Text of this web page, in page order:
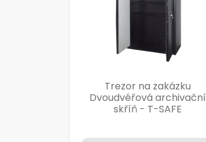
Trezor na zakázku
Dvoudvéřová archivační
skříň - T-SAFE